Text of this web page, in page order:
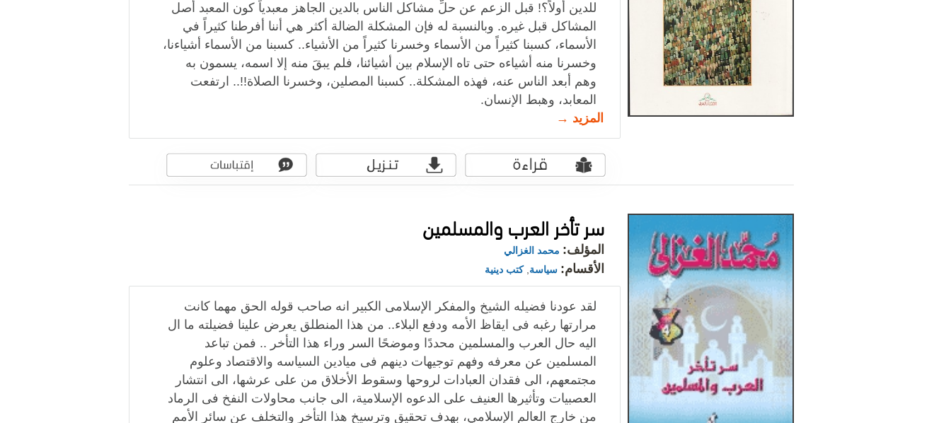
للدين أولاً؟! قبل الزعم عن حلِّ مشاكل الناس بالدين الجاهز معبدياً كون المعبد أصل
المشاكل قبل غيره. وبالنسبة له فإن المشكلة الضالة أكثر هي أننا أفرطنا كثيراً في
الأسماء، كسبنا كثيراً من الأسماء وخسرنا كثيراً من الأشياء.. كسبنا من الأسماء أشياءنا،
وخسرنا منه أشياءه حتى تاه الإسلام بين أشيائنا، فلم يبقَ منه إلا اسمه، يسمون به
وهم أبعد الناس عنه، فهذه المشكلة.. كسبنا المصلين، وخسرنا الصلاة!!.. ارتفعت
المعابد، وهبط الإنسان.
المزيد →
سر تأخر العرب والمسلمين
المؤلف: محمد الغزالي
الأقسام: سياسة ,كتب دينية
لقد عودنا فضيله الشيخ والمفكر الإسلامى الكبير انه صاحب قوله الحق مهما كانت
مرارتها رغبه فى ايقاظ الأمه ودفع البلاء.. من هذا المنطلق يعرض علينا فضيلته ما ال
اليه حال العرب والمسلمين محددًا وموضحًا السر وراء هذا التأخر .. فمن تباعد
المسلمين عن معرفه وفهم توجيهات دينهم فى ميادين السياسه والاقتصاد وعلوم
مجتمعهم، الى فقدان العبادات لروحها وسقوط الأخلاق من على عرشها، الى انتشار
العصبيات وتأثيرها العنيف على الدعوه الإسلامية، الى جانب محاولات النفخ فى الرماد
من خارج العالم الإسلامي، بهدف تحقيق وترسيخ هذا التأخر والتخلف عن سائر الأمم